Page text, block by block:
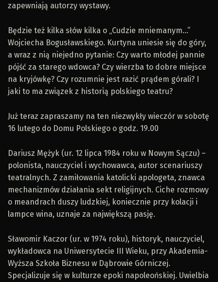
zapewniają autorzy wystawy.
Będzie też kilka słów kilka o „Cudzie mniemanym…”
Wojciecha Bogusławskiego. Kurtyna uniesie się do góry,
a wraz z nią niejedno pytanie: Czy warto młodej pannie
pójść za starego wdowca? Czy wierzba to dobre miejsce
na kryjówkę? Czy rozumnie jest razić prądem górali? I
jaki to ma związek z historią polskiego teatru?
Już teraz zapraszamy na ten niezwykły wieczór w sobotę
16 lutego do Domu Polskiego o godz. 19.00
Dariusz Mężyk (ur. 12 lipca 1984 roku w Nowym Sączu) –
polonista, nauczyciel i wychowawca, autor scenariuszy
teatralnych. Z zamiłowania katolicki apologeta, znawca
mechanizmów działania sekt religijnych. Ciche rozmowy
o meandrach duszy ludzkiej, koniecznie przy kolacji i
lampce wina, uznaje za największą pasję.
Sławomir Kaczor (ur. w 1974 roku), historyk, nauczyciel,
wykładowca na Uniwersytecie III Wieku, przy Akademia-
Wyższa Szkoła Biznesu w Dąbrowie Górniczej.
Specjalizuje się w kulturze epoki napoleońskiej. Uwielbia